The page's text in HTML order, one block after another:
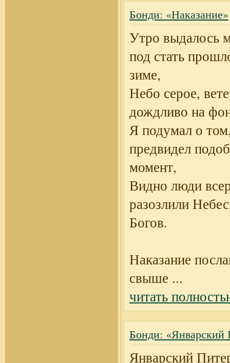
Бонди: «Наказание»
Утро выдалось
под стать
зиме,
Небо серое,
дождливо на
Я подумал о
предвидел
момент,
Видно люди
разозлили
Богов.
Наказание
свыше ...
читать
Бонди: «Январский
Январский